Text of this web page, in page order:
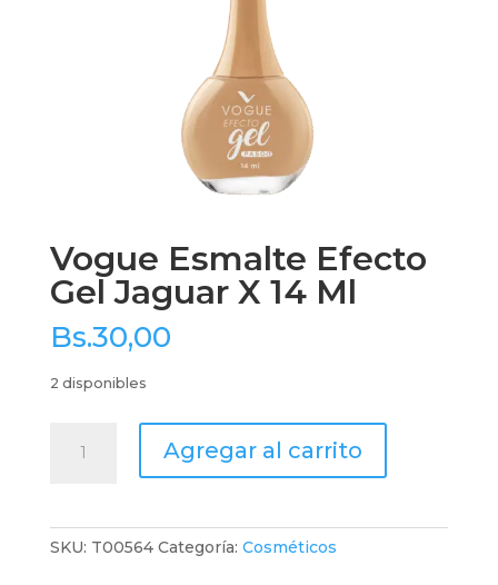
Vogue Esmalte Efecto
Gel Jaguar X 14 Ml
Bs.30,00
2 disponibles
Esmalte
Agregar al carrito
SKU: T00564 Categoría: Cosméticos